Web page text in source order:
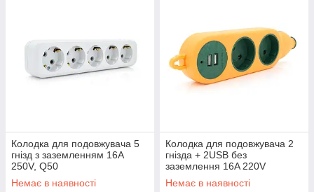
Колодка для подовжувача 5
гнізд з заземленням 16A
250V, Q50
Немає в наявності
Колодка для подовжувача 2
гнізда + 2USB без
заземлення 16A 220V
Немає в наявності